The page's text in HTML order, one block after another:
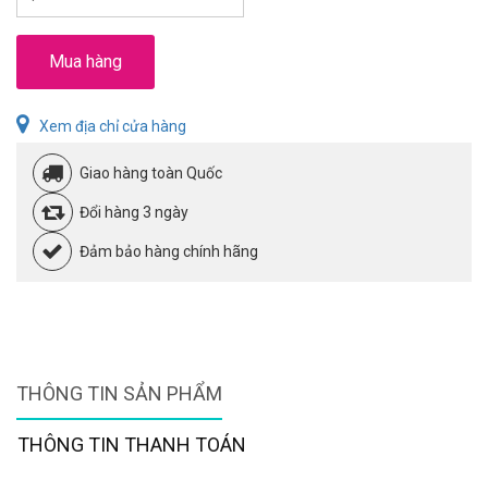
Mua hàng
Xem địa chỉ cửa hàng
Giao hàng toàn Quốc
Đổi hàng 3 ngày
Đảm bảo hàng chính hãng
THÔNG TIN SẢN PHẨM
THÔNG TIN THANH TOÁN